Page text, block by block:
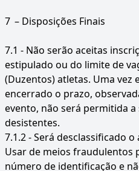
7 – Disposições Finais
7.1 - Não serão aceitas
estipulado ou do limite de
(Duzentos) atletas. Uma vez
encerrado o prazo,
evento, não será permitida
desistentes.
7.1.2 - Será desclassificado o
Usar de meios fraudulentos
número de identificação e